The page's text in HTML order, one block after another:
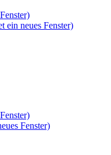
neues Fenster)
Fenster)